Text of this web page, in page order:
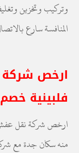
وتركيب وتخزين
المنافسة سارع
ارخص
فلبينية خصم 30%
ارخص شركة نقل عفش
منه سكان جدة مع